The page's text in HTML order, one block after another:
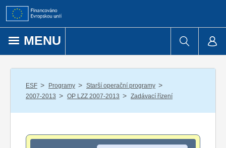
Přejít k obsahu
MENU
ESF / Programy / Starší operační programy /
2007-2013 / OP LZZ 2007-2013 / Zadávací řízení